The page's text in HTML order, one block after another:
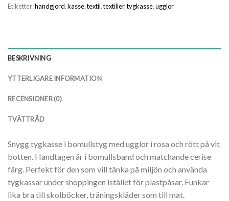
Etiketter:handgjord,kasse,textil,textilier,tygkasse,ugglor
BESKRIVNING
YTTERLIGARE INFORMATION
RECENSIONER (0)
TVÄTTRÅD
Snygg tygkasse i bomullstyg med ugglor i rosa och rött på vit
botten. Handtagen är i bomullsband och matchande cerise
färg. Perfekt för den som vill tänka på miljön och använda
tygkassar under shoppingen istället för plastpåsar. Funkar
lika bra till skolböcker, träningskläder som till mat.